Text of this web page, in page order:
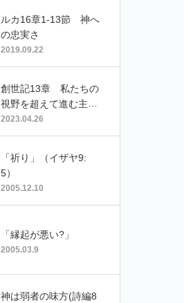
ルカ16章1-13節 神へ
の忠実さ
2019.09.22
創世記13章 私たちの
視野を超えて進む主の
約束
2023.04.26
「祈り」（イザヤ9:
5）
2005.12.10
「縁起が悪い?」
2005.03.9
神は弱者の味方(詩編8